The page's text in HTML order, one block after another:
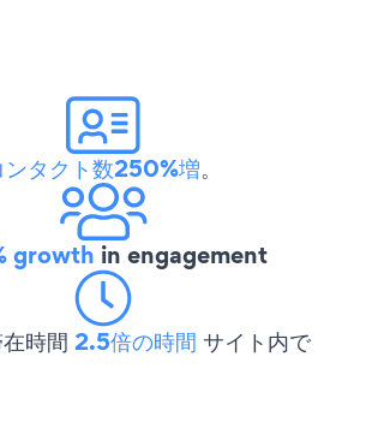
ンタクト数250%増。
growth in engagement
時間 2.5倍の時間 サイト内で